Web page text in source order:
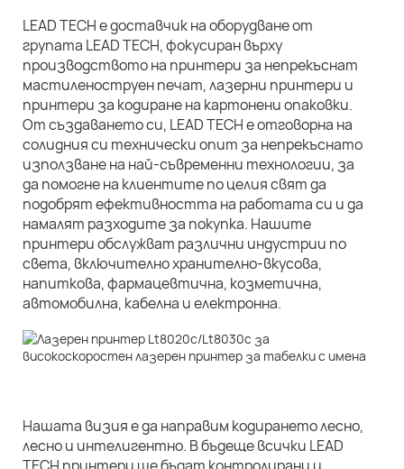
LEAD TECH е доставчик на оборудване от
групата LEAD TECH, фокусиран върху
производството на принтери за непрекъснат
мастиленоструен печат, лазерни принтери и
принтери за кодиране на картонени опаковки.
От създаването си, LEAD TECH е отговорна на
солидния си технически опит за непрекъснато
използване на най-съвременни технологии, за
да помогне на клиентите по целия свят да
подобрят ефективността на работата си и да
намалят разходите за покупка. Нашите
принтери обслужват различни индустрии по
света, включително хранително-вкусова,
напиткова, фармацевтична, козметична,
автомобилна, кабелна и електронна.
Нашата визия е да направим кодирането лесно,
лесно и интелигентно. В бъдеще всички LEAD